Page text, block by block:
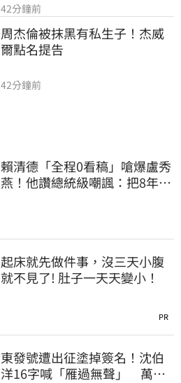
42分鐘前
周杰倫被抹黑有私生子！杰威
爾點名提告
42分鐘前
賴清德「全程0看稿」嗆爆盧秀
燕！他讚總統級嘲諷：把8年總
起床就先做件事，沒三天小腹
就不見了! 肚子一天天變小！
PR
東發號遭出征塗掉簽名！沈伯
洋16字喊「雁過無聲」 萬人